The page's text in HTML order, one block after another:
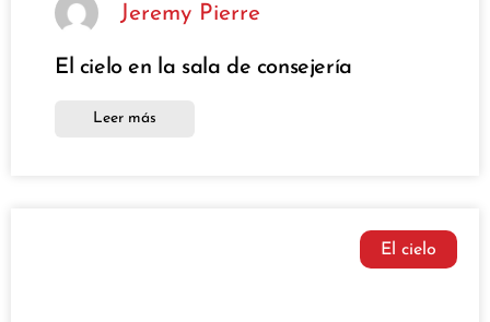
Jeremy Pierre
El cielo en la sala de consejería
Leer más
El cielo